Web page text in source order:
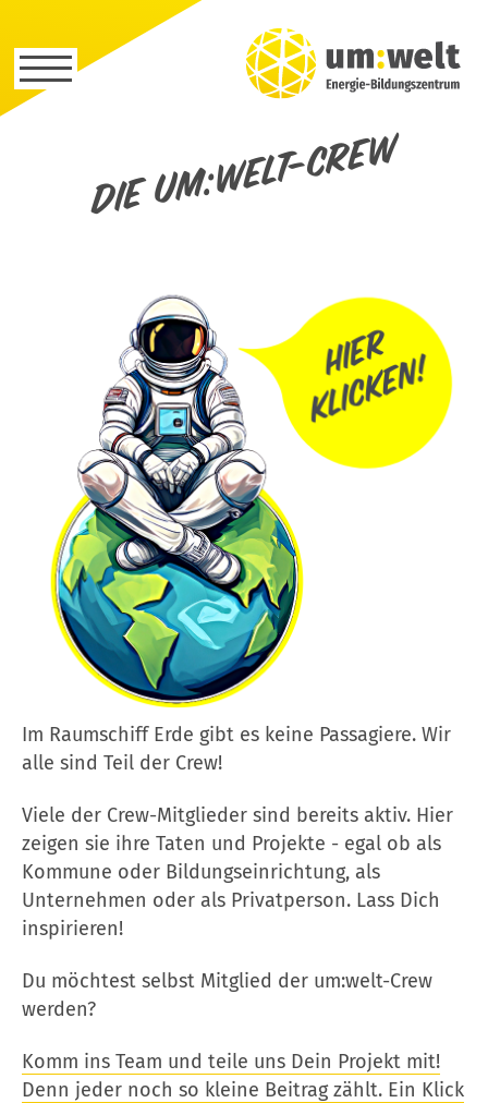
Die um:welt-Crew
Im Raumschiff Erde gibt es keine Passagiere. Wir
alle sind Teil der Crew!
Viele der Crew-Mitglieder sind bereits aktiv. Hier
zeigen sie ihre Taten und Projekte - egal ob als
Kommune oder Bildungseinrichtung, als
Unternehmen oder als Privatperson. Lass Dich
inspirieren!
Du möchtest selbst Mitglied der um:welt-Crew
werden?
Komm ins Team und teile uns Dein Projekt mit!
Denn jeder noch so kleine Beitrag zählt. Ein Klick